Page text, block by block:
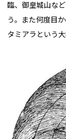
臨、御皇城山な
う。また何度目
タミアラという